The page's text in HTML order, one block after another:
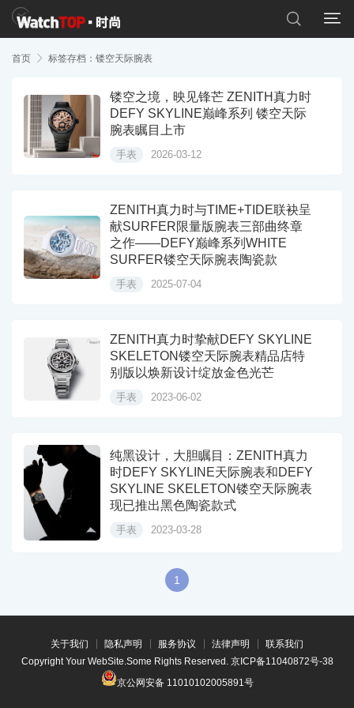


首页  标签存档：镂空天际腕表
镂空之境，映见锋芒 ZENITH真力时
DEFY SKYLINE巅峰系列 镂空天际
腕表瞩目上市
手表 2026-03-12
ZENITH真力时与TIME+TIDE联袂呈
献SURFER限量版腕表三部曲终章
之作——DEFY巅峰系列WHITE
SURFER镂空天际腕表陶瓷款
手表 2025-07-04
ZENITH真力时挚献DEFY SKYLINE
SKELETON镂空天际腕表精品店特
别版以焕新设计绽放金色光芒
手表 2023-06-02
纯黑设计，大胆瞩目：ZENITH真力
时DEFY SKYLINE天际腕表和DEFY
SKYLINE SKELETON镂空天际腕表
现已推出黑色陶瓷款式
手表 2023-03-28
1
关于我们 隐私声明 服务协议 法律声明
联系我们
Copyright Your WebSite.Some Rights Reserved. 京ICP备11040872号-38
京公网安备 11010102005891号